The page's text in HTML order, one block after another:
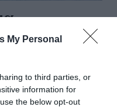
My Personal
to third parties, or
information for
the below opt-out
για τον
των